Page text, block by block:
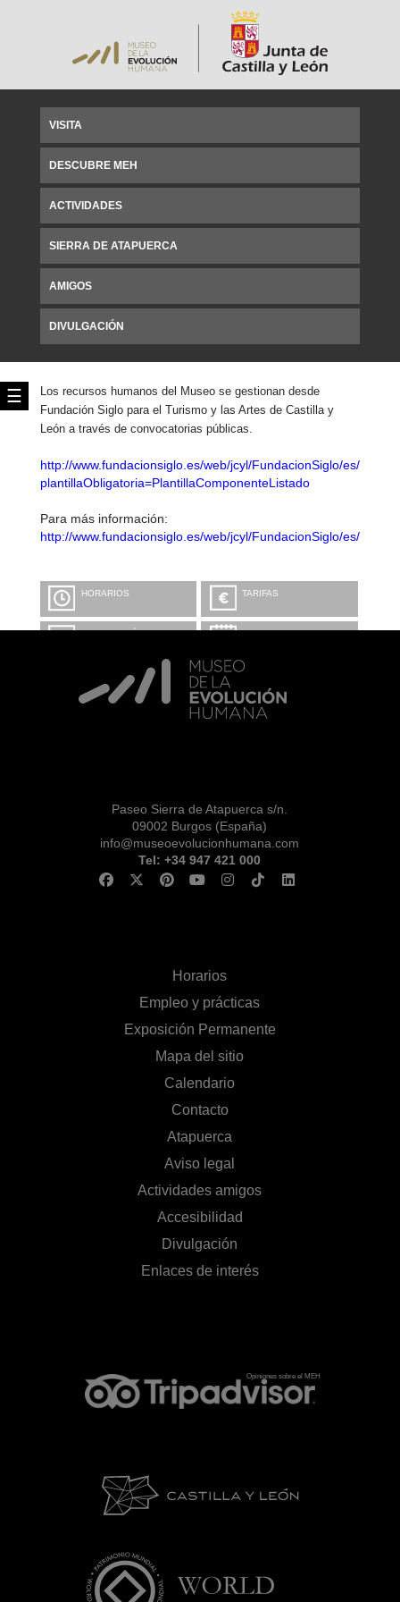
☰
VISITA
DESCUBRE MEH
ACTIVIDADES
SIERRA DE ATAPUERCA
AMIGOS
DIVULGACIÓN
Los recursos humanos del Museo se gestionan desde
Fundación Siglo para el Turismo y las Artes de Castilla y
León a través de convocatorias públicas.
http://www.fundacionsiglo.es/web/jcyl/FundacionSiglo/es/
plantillaObligatoria=PlantillaComponenteListado
Para más información:
http://www.fundacionsiglo.es/web/jcyl/FundacionSiglo/es/
HORARIOS TARIFAS
INFORMACIÓN Y
CALENDARIO
VISITA CON
MICROEXPLICACIONES
Paseo Sierra de Atapuerca s/n.
09002 Burgos (España)
info@museoevolucionhumana.com
Tel: +34 947 421 000
Horarios
Empleo y prácticas
Exposición Permanente
Mapa del sitio
Calendario
Contacto
Atapuerca
Aviso legal
Actividades amigos
Accesibilidad
Divulgación
Enlaces de interés
Opiniones sobre el MEH